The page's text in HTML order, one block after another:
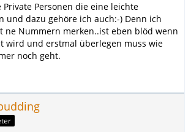
Private Personen die eine leichte
und dazu gehöre ich auch:-) Denn ich
ne Nummern merken..ist eben blöd wenn
wird und erstmal überlegen muss wie
noch geht.